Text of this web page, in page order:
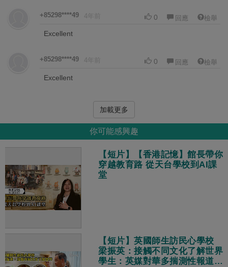
+85298****49 4年前 0 回應 檢舉
Excellent
+85298****49 4年前 0 回應 檢舉
Excellent
加載更多
你可能感興趣
【短片】【香港記憶】館長帶你
穿越教育路 從天台學校到AI課
堂
【短片】英國師生訪民心學校
梁振英：接觸不同文化了解世界
學生：英媒對華多揣測性報道